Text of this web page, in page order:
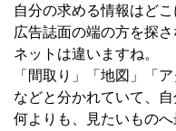
自分の求める情報はどこ
広告誌面の端の方を探さ
ネットは違いますね。
「間取り」「地図」「
などと分かれていて、
何よりも、見たいものへ